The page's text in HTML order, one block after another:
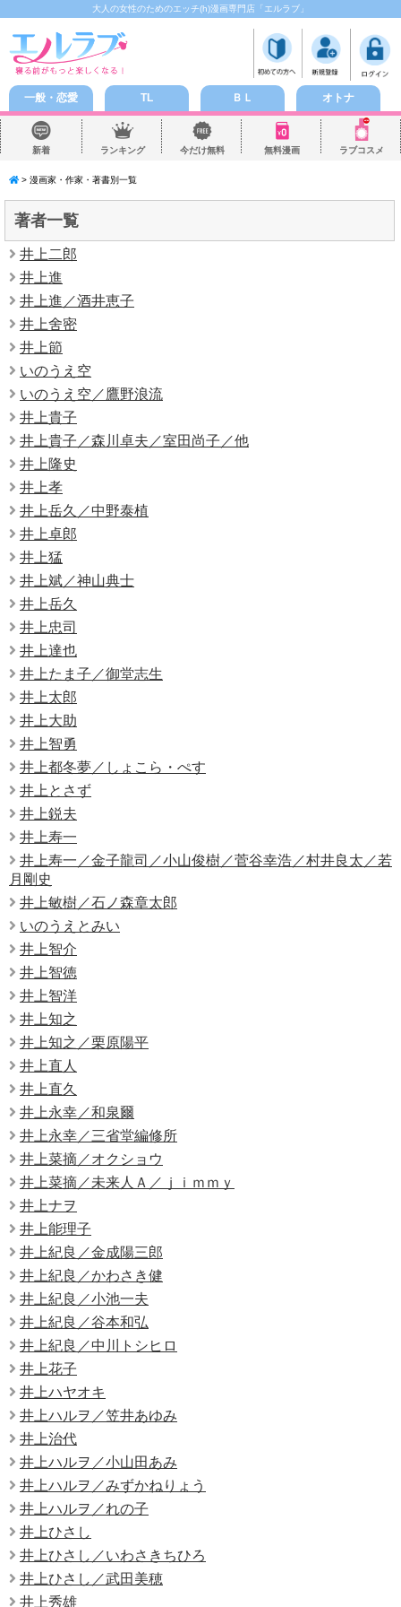
大人の女性のためのエッチ(h)漫画専門店「エルラブ」
一般・恋愛 TL ＢＬ オトナ
新着 ランキング 今だけ無料 無料漫画 ラブコスメ
> 漫画家・作家・著書別一覧
著者一覧
井上二郎
井上進
井上進／酒井恵子
井上舍密
井上節
いのうえ空
いのうえ空／鷹野浪流
井上貴子
井上貴子／森川卓夫／室田尚子／他
井上隆史
井上孝
井上岳久／中野泰植
井上卓郎
井上猛
井上斌／神山典士
井上岳久
井上忠司
井上達也
井上たま子／御堂志生
井上太郎
井上大助
井上智勇
井上都冬夢／しょこら・ぺす
井上とさず
井上鋭夫
井上寿一
井上寿一／金子龍司／小山俊樹／菅谷幸浩／村井良太／若
月剛史
井上敏樹／石ノ森章太郎
いのうえとみい
井上智介
井上智徳
井上智洋
井上知之
井上知之／栗原陽平
井上直人
井上直久
井上永幸／和泉爾
井上永幸／三省堂編修所
井上菜摘／オクショウ
井上菜摘／未来人Ａ／ｊｉｍｍｙ
井上ナヲ
井上能理子
井上紀良／金成陽三郎
井上紀良／かわさき健
井上紀良／小池一夫
井上紀良／谷本和弘
井上紀良／中川トシヒロ
井上花子
井上ハヤオキ
井上ハルヲ／笠井あゆみ
井上治代
井上ハルヲ／小山田あみ
井上ハルヲ／みずかねりょう
井上ハルヲ／れの子
井上ひさし
井上ひさし／いわさきちひろ
井上ひさし／武田美穂
井上秀雄